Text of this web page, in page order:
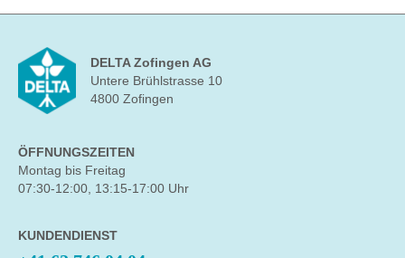
DELTA Zofingen AG
Untere Brühlstrasse 10
4800 Zofingen
ÖFFNUNGSZEITEN
Montag bis Freitag
07:30-12:00, 13:15-17:00 Uhr
KUNDENDIENST